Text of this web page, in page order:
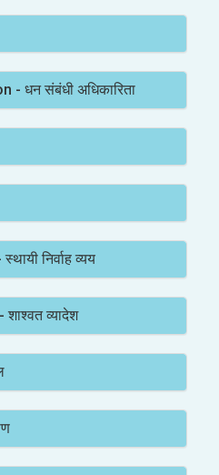
धन संबंधी अधिकारिता
निर्वाह व्यय
व्यादेश